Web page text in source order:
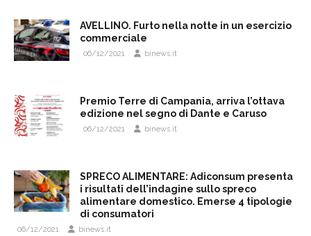
AVELLINO. Furto nella notte in un esercizio
commerciale
06/12/2021 binews.it
Premio Terre di Campania, arriva l’ottava
edizione nel segno di Dante e Caruso
06/12/2021 binews.it
SPRECO ALIMENTARE: Adiconsum presenta
i risultati dell’indagine sullo spreco
alimentare domestico. Emerse 4 tipologie
di consumatori
06/12/2021 binews.it